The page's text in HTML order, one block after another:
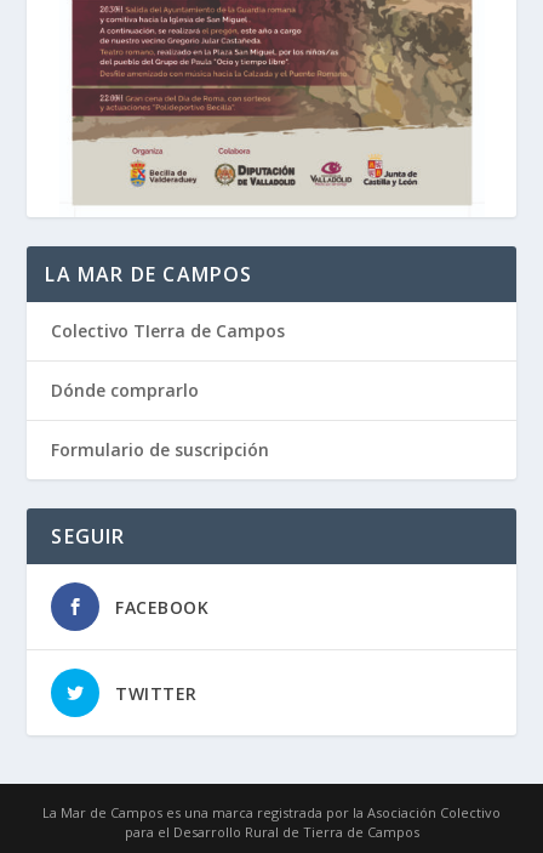
LA MAR DE CAMPOS
Colectivo TIerra de Campos
Dónde comprarlo
Formulario de suscripción
SEGUIR
FACEBOOK
TWITTER
La Mar de Campos es una marca registrada por la Asociación Colectivo
para el Desarrollo Rural de Tierra de Campos